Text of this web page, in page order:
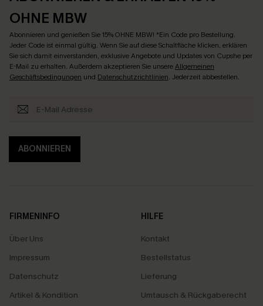
OHNE MBW
Abonnieren und genießen Sie 15% OHNE MBW! *Ein Code pro Bestellung.
Jeder Code ist einmal gültig. Wenn Sie auf diese Schaltfläche klicken, erklären
Sie sich damit einverstanden, exklusive Angebote und Updates von Cupshe per
E-Mail zu erhalten. Außerdem akzeptieren Sie unsereAllgemeinen
Geschäftsbedingungen und Datenschutzrichtlinien. Jederzeit abbestellen.
ABONNIEREN
FIRMENINFO
Über Uns
Impressum
Datenschutz
Artikel & Kondition
HILFE
Kontakt
Bestellstatus
Lieferung
Umtausch & Rückgaberecht